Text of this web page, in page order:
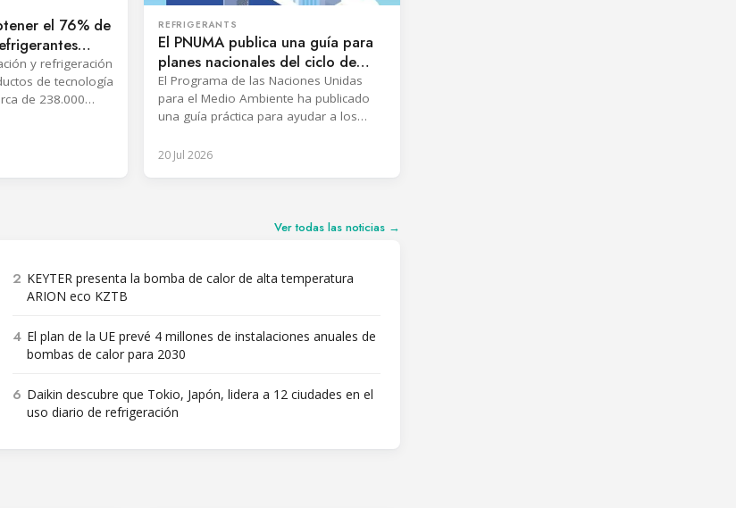
el 76% de
y refrigeración
de tecnología
de 238.000
REFRIGERANTS
El PNUMA publica una guía para
planes nacionales del ciclo de
vida de los refrigerantes
El Programa de las Naciones Unidas
para el Medio Ambiente ha publicado
una guía práctica para ayudar a los
inventarios de sustancias que agotan la
refrigerantes durante todo el ciclo
20 Jul 2026
Ver todas las noticias →
2 KEYTER presenta la bomba de calor de alta temperatura
ARION eco KZTB
4 El plan de la UE prevé 4 millones de instalaciones anuales de
bombas de calor para 2030
6 Daikin descubre que Tokio, Japón, lidera a 12 ciudades en el
uso diario de refrigeración